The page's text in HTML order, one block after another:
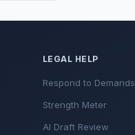
LEGAL HELP
Respond to Demands
Strength Meter
AI Draft Review